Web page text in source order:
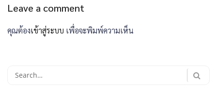
Leave a comment
คุณต้องเข้าสู่ระบบ เพื่อจะพิมพ์ความเห็น
Search